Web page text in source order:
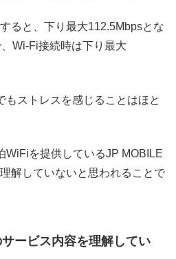
ると、下り最大112.5Mbpsとな
Wi-Fi接続時は下り最大
もストレスを感じることはほと
WiFiを提供しているJP MOBILE
解していないと思われることで
ービス内容を理解してい